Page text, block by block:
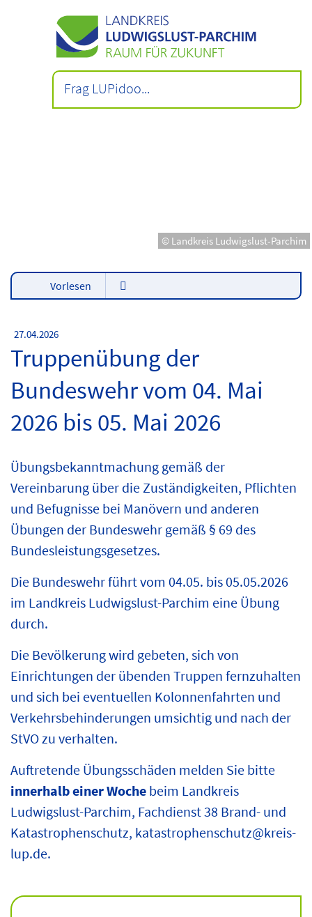
© Landkreis Ludwigslust-Parchim
Vorlesen
27.04.2026
Truppenübung der
Bundeswehr vom 04. Mai
2026 bis 05. Mai 2026
Übungsbekanntmachung gemäß der
Vereinbarung über die Zuständigkeiten, Pflichten
und Befugnisse bei Manövern und anderen
Übungen der Bundeswehr gemäß § 69 des
Bundesleistungsgesetzes.
Die Bundeswehr führt vom 04.05. bis 05.05.2026
im Landkreis Ludwigslust-Parchim eine Übung
durch.
Die Bevölkerung wird gebeten, sich von
Einrichtungen der übenden Truppen fernzuhalten
und sich bei eventuellen Kolonnenfahrten und
Verkehrsbehinderungen umsichtig und nach der
StVO zu verhalten.
Auftretende Übungsschäden melden Sie bitte
innerhalb einer Woche beim Landkreis
Ludwigslust-Parchim, Fachdienst 38 Brand- und
Katastrophenschutz, katastrophenschutz@kreis-
lup.de.